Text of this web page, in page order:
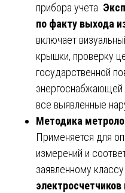
прибора учета.
по факту выхода
включает
крышки, проверку
государственной
энергоснабжающей
все выявленные
Методика
Применяется для
измерений и
заявленному классу